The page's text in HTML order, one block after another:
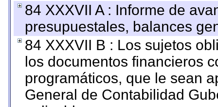
84 XXXVII A : Informe de
presupuestales, balances
84 XXXVII B : Los sujetos
los documentos financieros
programáticos, que le sean
General de Contabilidad